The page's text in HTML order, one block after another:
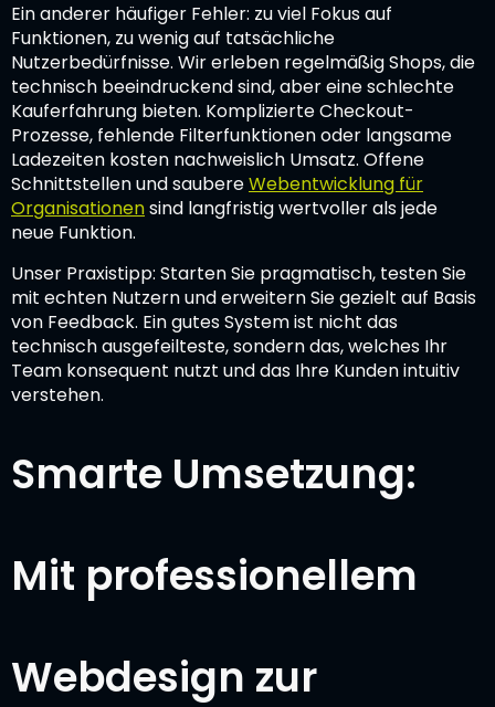
Ein anderer häufiger Fehler: zu viel Fokus auf
Funktionen, zu wenig auf tatsächliche
Nutzerbedürfnisse. Wir erleben regelmäßig Shops, die
technisch beeindruckend sind, aber eine schlechte
Kauferfahrung bieten. Komplizierte Checkout-
Prozesse, fehlende Filterfunktionen oder langsame
Ladezeiten kosten nachweislich Umsatz. Offene
Schnittstellen und saubereWebentwicklung für
Organisationensind langfristig wertvoller als jede
neue Funktion.
Unser Praxistipp: Starten Sie pragmatisch, testen Sie
mit echten Nutzern und erweitern Sie gezielt auf Basis
von Feedback. Ein gutes System ist nicht das
technisch ausgefeilteste, sondern das, welches Ihr
Team konsequent nutzt und das Ihre Kunden intuitiv
verstehen.
Smarte Umsetzung:
Mit professionellem
Webdesign zur